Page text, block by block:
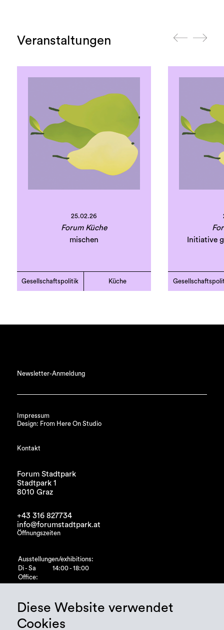
Veranstaltungen
25.02.26
Forum Küche
mischen
Gesellschaftspolitik Küche
Initiative
Newsletter-Anmeldung
Impressum
Design: From Here On Studio
Kontakt
Forum Stadtpark
Stadtpark 1
8010 Graz
+43 316 827734
info@forumstadtpark.at
Öffnungszeiten
Ausstellungen/exhibitions:
Di - Sa
14:00 - 18:00
Office:
Diese Website verwendet
Cookies